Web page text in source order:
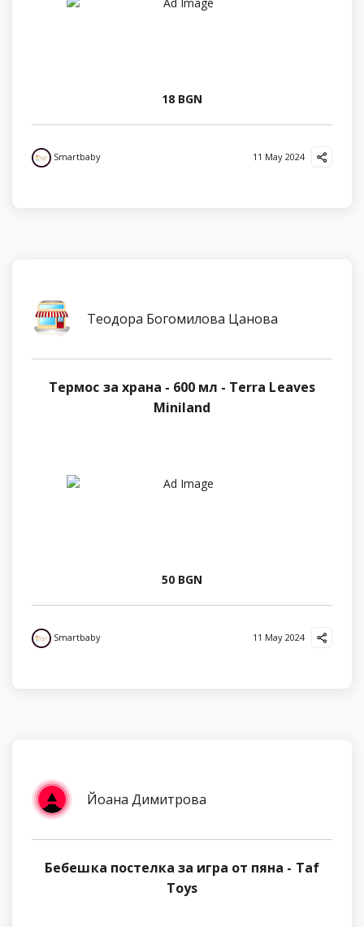
18 BGN
Smartbaby 11 May 2024
Теодора Богомилова Цанова
Термос за храна - 600 мл - Terra Leaves
Miniland
50 BGN
Smartbaby 11 May 2024
Йоана Димитрова
Бебешка постелка за игра от пяна - Taf
Toys